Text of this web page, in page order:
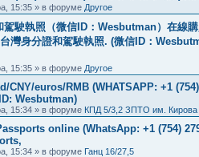
15:35 » в форуме Другое
駕駛執照（微信ID：Wesbutman）在線
灣身分證和駕駛執照. (微信ID：
15:35 » в форуме Другое
CNY/euros/RMB (WHATSAPP: +1
Wesbutman)
15:34 » в форуме КПД 5/3,2 ЗПТО им. Кирова
online (WhatsApp: +1 (754)
15:34 » в форуме Ганц 16/27,5